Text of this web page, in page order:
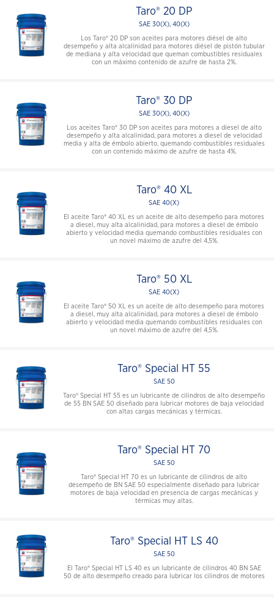
Taro® 20 DP
SAE 30(X), 40(X)
Los Taro® 20 DP son aceites para motores diésel de alto
desempeño y alta alcalinidad para motores diésel de pistón tubular
de mediana y alta velocidad que queman combustibles residuales
con un máximo contenido de azufre de hasta 2%.
Taro® 30 DP
SAE 30(X), 40(X)
Los aceites Taro® 30 DP son aceites para motores a diesel de alto
desempeño y alta alcalinidad, para motores a diesel de velocidad
media y alta de émbolo abierto, quemando combustibles residuales
con un contenido máximo de azufre de hasta 4%.
Taro® 40 XL
SAE 40(X)
El aceite Taro® 40 XL es un aceite de alto desempeño para motores
a diesel, muy alta alcalinidad, para motores a diesel de émbolo
abierto y velocidad media quemando combustibles residuales con
un novel máximo de azufre del 4,5%.
Taro® 50 XL
SAE 40(X)
El aceite Taro® 50 XL es un aceite de alto desempeño para motores
a diesel, muy alta alcalinidad, para motores a diesel de émbolo
abierto y velocidad media quemando combustibles residuales con
un novel máximo de azufre del 4,5%.
Taro® Special HT 55
SAE 50
Taro® Special HT 55 es un lubricante de cilindros de alto desempeño
de 55 BN SAE 50 diseñado para lubricar motores de baja velocidad
con altas cargas mecánicas y térmicas.
Taro® Special HT 70
SAE 50
Taro® Special HT 70 es un lubricante de cilindros de alto
desempeño de BN SAE 50 especialmente diseñado para lubricar
motores de baja velocidad en presencia de cargas mecánicas y
térmicas muy altas.
Taro® Special HT LS 40
SAE 50
El Taro® Special HT LS 40 es un lubricante de cilindros 40 BN SAE
50 de alto desempeño creado para lubricar los cilindros de motores